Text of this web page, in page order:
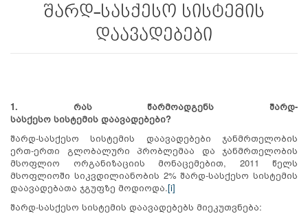
შარდ-სასქესო სისტემის
დაავადებები
1. რას წარმოადგენს შარდ-
სასქესო სისტემის დაავადებები?
შარდ-სასქესო სისტემის დაავადებები ჯანმრთელობის
ერთ-ერთი გლობალური პრობლემაა და ჯანმრთელობის
მსოფლიო ორგანიზაციის მონაცემებით, 2011 წელს
მსოფლიოში სიკვდილიანობის 2% შარდ-სასქესო სისტემის
დაავადებათა ჯგუფზე მოდიოდა.[i]
შარდ-სასქესო სისტემის დაავადებებს მიეკუთვნება: